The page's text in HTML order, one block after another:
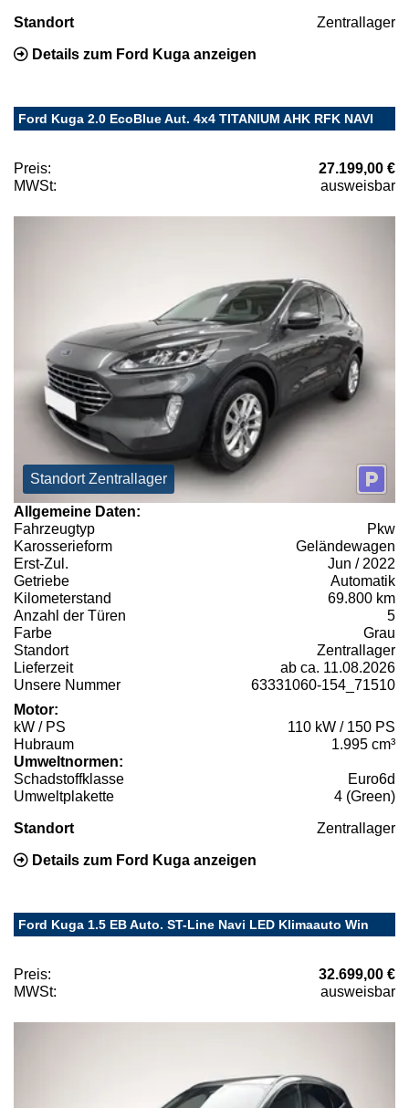
Standort Zentrallager
Details zum Ford Kuga anzeigen
Ford Kuga 2.0 EcoBlue Aut. 4x4 TITANIUM AHK RFK NAVI
Preis:
27.199,00 €
MWSt:
ausweisbar
Standort Zentrallager
Allgemeine Daten:
Fahrzeugtyp
Pkw
Karosserieform
Geländewagen
Erst-Zul.
Jun / 2022
Getriebe
Automatik
Kilometerstand
69.800 km
Anzahl der Türen
5
Farbe
Grau
Standort
Zentrallager
Lieferzeit
ab ca. 11.08.2026
Unsere Nummer
63331060-154_71510
Motor:
kW / PS
110 kW / 150 PS
Hubraum
1.995 cm³
Umweltnormen:
Schadstoffklasse
Euro6d
Umweltplakette
4 (Green)
Standort Zentrallager
Details zum Ford Kuga anzeigen
Ford Kuga 1.5 EB Auto. ST-Line Navi LED Klimaauto Win
Preis:
32.699,00 €
MWSt:
ausweisbar